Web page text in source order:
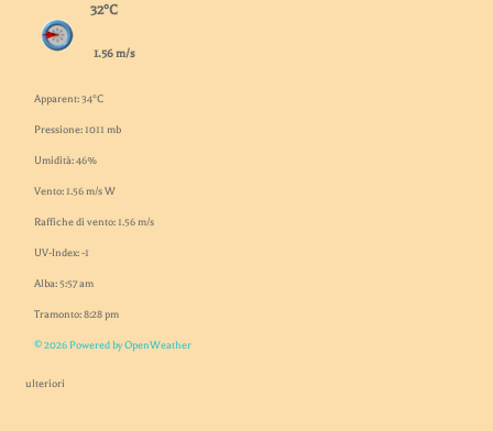
32°C
1.56 m/s
Apparent: 34°C
Pressione: 1011 mb
Umidità: 46%
Vento: 1.56 m/s W
Raffiche di vento: 1.56 m/s
UV-Index: -1
Alba: 5:57 am
Tramonto: 8:28 pm
© 2026 Powered by OpenWeather
ulteriori